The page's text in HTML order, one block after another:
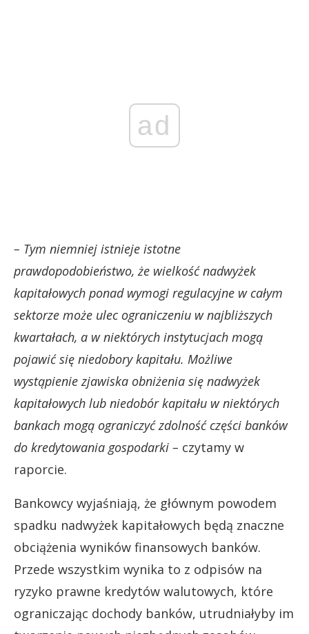
ad
– Tym niemniej istnieje istotne
prawdopodobieństwo, że wielkość nadwyżek
kapitałowych ponad wymogi regulacyjne w całym
sektorze może ulec ograniczeniu w najbliższych
kwartałach, a w niektórych instytucjach mogą
pojawić się niedobory kapitału. Możliwe
wystąpienie zjawiska obniżenia się nadwyżek
kapitałowych lub niedobór kapitału w niektórych
bankach mogą ograniczyć zdolność części banków
do kredytowania gospodarki – czytamy w
raporcie.
Bankowcy wyjaśniają, że głównym powodem
spadku nadwyżek kapitałowych będą znaczne
obciążenia wyników finansowych banków.
Przede wszystkim wynika to z odpisów na
ryzyko prawne kredytów walutowych, które
ograniczając dochody banków, utrudniałyby im